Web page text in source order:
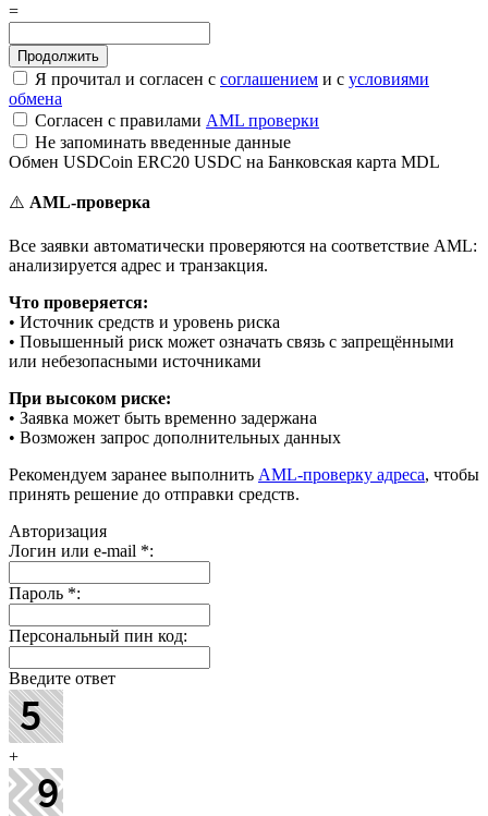
=
Я прочитал и согласен с соглашением и с условиями
обмена
Согласен с правилами AML проверки
Не запоминать введенные данные
Обмен USDCoin ERC20 USDC на Банковская карта MDL
⚠️ AML-проверка
Все заявки автоматически проверяются на соответствие AML:
анализируется адрес и транзакция.
Что проверяется:
• Источник средств и уровень риска
• Повышенный риск может означать связь с запрещёнными
или небезопасными источниками
При высоком риске:
• Заявка может быть временно задержана
• Возможен запрос дополнительных данных
Рекомендуем заранее выполнить AML-проверку адреса, чтобы
принять решение до отправки средств.
Авторизация
Логин или e-mail *:
Пароль *:
Персональный пин код:
Введите ответ
+